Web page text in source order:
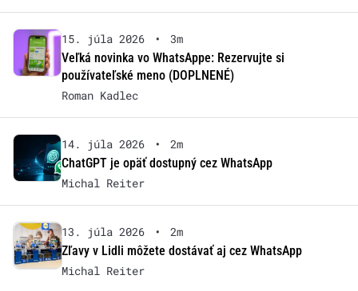
15. júla 2026 •
3m
Veľká novinka vo WhatsAppe: Rezervujte si
používateľské meno (DOPLNENÉ)
Roman Kadlec
14. júla 2026 •
2m
ChatGPT je opäť dostupný cez WhatsApp
Michal Reiter
13. júla 2026 •
2m
Zľavy v Lidli môžete dostávať aj cez WhatsApp
Michal Reiter